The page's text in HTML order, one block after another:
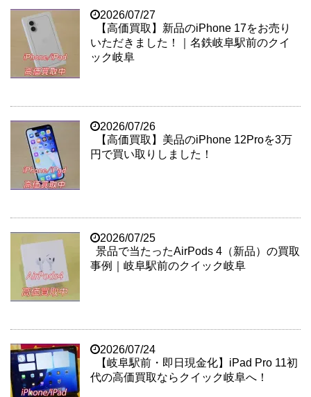
2026/07/27
【高価買取】新品のiPhone 17をお売り
いただきました！｜名鉄岐阜駅前のクイ
ック岐阜
2026/07/26
【高価買取】美品のiPhone 12Proを3万
円で買い取りしました！
2026/07/25
景品で当たったAirPods 4（新品）の買取
事例｜岐阜駅前のクイック岐阜
2026/07/24
【岐阜駅前・即日現金化】iPad Pro 11初
代の高価買取ならクイック岐阜へ！